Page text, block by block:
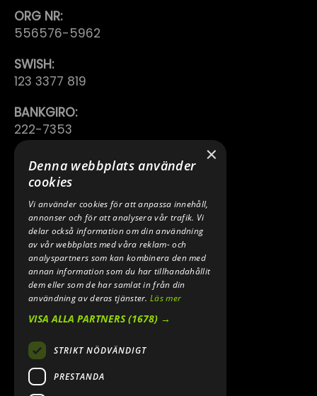
ORG NR:
556576-5962
SWISH:
123 3377 819
BANKGIRO:
222-7353
TELEFON:
0640 200 50
E-POST:
INFO@SPEEDSHOPEN.SE
ÅNGRA MITT KÖP
×
Denna webbplats använder
cookies
Vi använder cookies för att anpassa innehåll,
annonser och för att analysera vår trafik. Vi
delar också information om din användning
av vår webbplats med våra reklam- och
analyspartners som kan kombinera den med
annan information som du har tillhandahållit
dem eller som de har samlat in från din
användning av deras tjänster.Läs mer
VISA ALLA PARTNERS(1678) →
STRIKT NÖDVÄNDIGT
PRESTANDA